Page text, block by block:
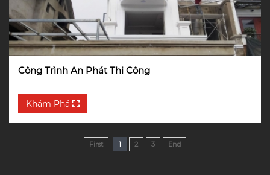
Công Trình An Phát Thi Công
Khám Phá
First 1 2 3 End